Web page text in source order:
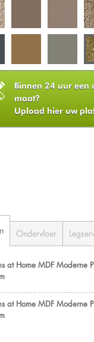
Binnen 24 uur een
maat?
Upload hier uw
Ondervloer
at Home MDF Moderne
at Home MDF Moderne